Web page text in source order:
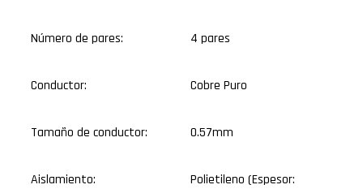
Número de pares: 4 pares
Conductor: Cobre Puro
Tamaño de conductor: 0.57mm
Aislamiento:
Polietileno (Espesor: